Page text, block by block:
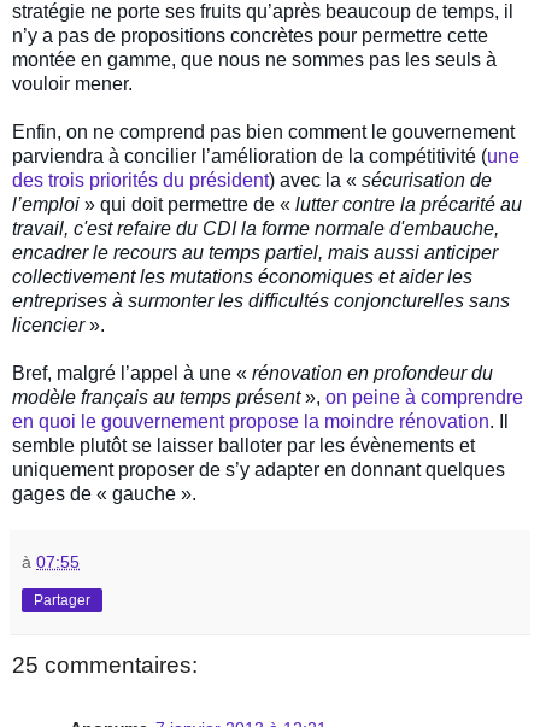
stratégie ne porte ses fruits qu’après beaucoup de temps, il
n’y a pas de propositions concrètes pour permettre cette
montée en gamme, que nous ne sommes pas les seuls à
vouloir mener.
Enfin, on ne comprend pas bien comment le gouvernement
parviendra à concilier l’amélioration de la compétitivité (une
des trois priorités du président) avec la « sécurisation de
l’emploi » qui doit permettre de « luttercontre la précarité au
travail, c'est refaire du CDI la forme normale d'embauche,
encadrerle recours au temps partiel, mais aussi anticiper
collectivement les mutations économiques etaiderles
entreprises à surmonterles difficultés conjoncturelles sans
licencier».
Bref, malgré l’appel à une « rénovation en profondeur du
modèle français au temps présent», on peine à comprendre
en quoi le gouvernement propose la moindre rénovation. Il
semble plutôt se laisser balloter par les évènements et
uniquement proposer de s’y adapter en donnant quelques
gages de « gauche ».
à 07:55
Partager
25 commentaires: